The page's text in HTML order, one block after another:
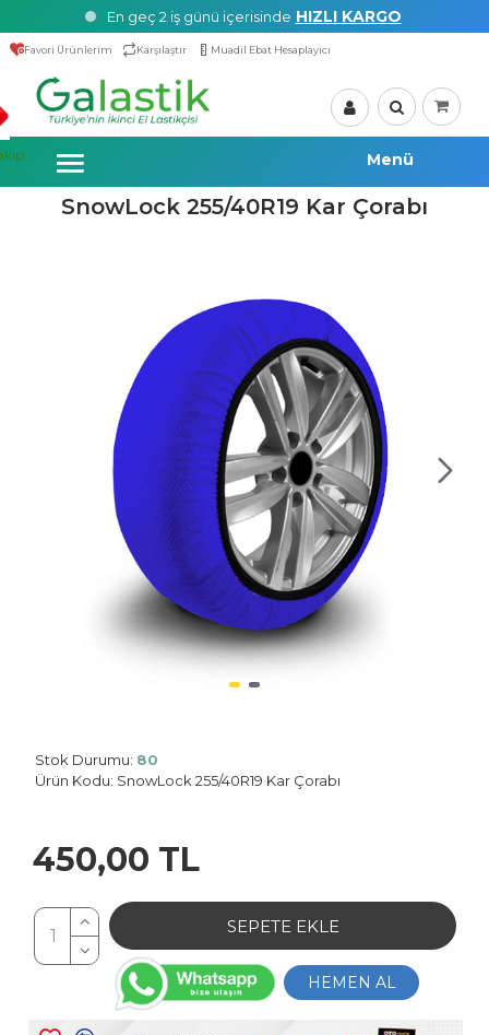
En geç 2 iş günü içerisinde HIZLI KARGO
Favori Ürünlerim Karşılaştır Muadil Ebat Hesaplayıcı
SnowLock 255/40R19 Kar Çorabı
Stok Durumu: 80
Ürün Kodu: SnowLock 255/40R19 Kar Çorabı
450,00 TL
SEPETE EKLE
HEMEN AL
Planet: 0